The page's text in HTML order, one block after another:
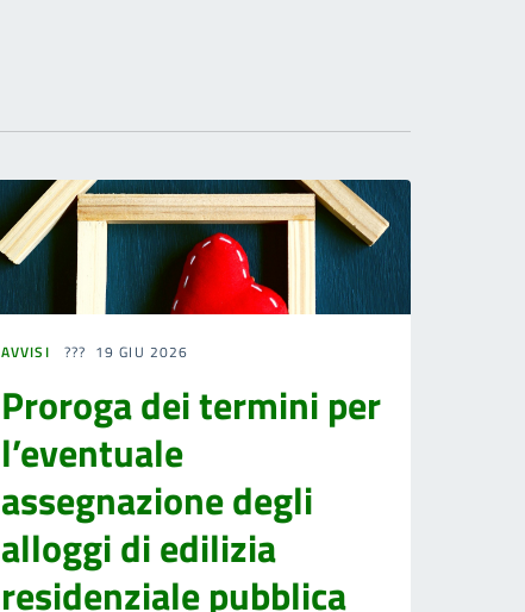
AVVISI 19 GIU 2026
Proroga dei termini per
l’eventuale
assegnazione degli
alloggi di edilizia
residenziale pubblica